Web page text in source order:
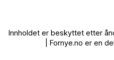
Innholdet er beskyttet etter
| Fornye.no er en